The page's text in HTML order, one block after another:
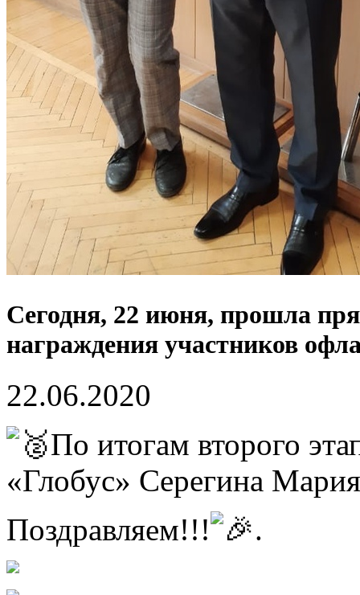
Сегодня, 22 июня, прошла
награждения участников
22.06.2020
По итогам второго
«Глобус» Серегина
Поздравляем!!!
.